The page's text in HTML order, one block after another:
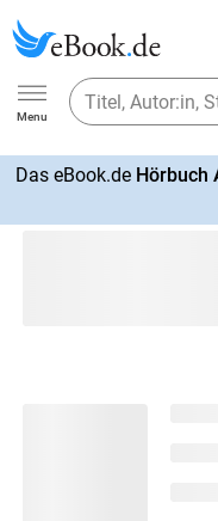
Ebook.de
Menu
Das eBook.de Hörbuch